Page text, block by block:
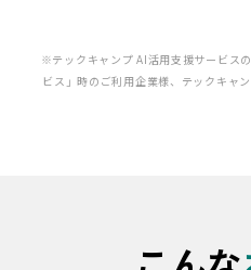
※テックキャンプ AI活用支援サービス
ビス」時のご利用企業様、テックキャ